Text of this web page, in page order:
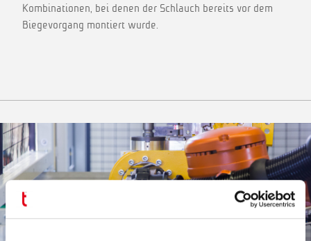
Kombinationen, bei denen der Schlauch bereits vor dem
Biegevorgang montiert wurde.